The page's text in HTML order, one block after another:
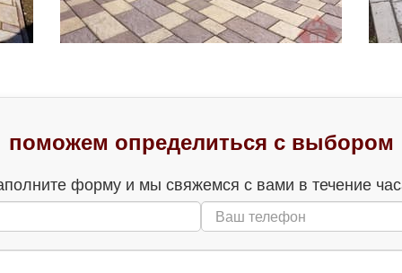
поможем определиться с выбором
форму и мы свяжемся с вами в течение